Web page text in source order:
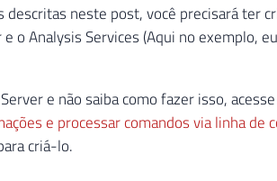
neste post, você precisará ter
o Analysis Services (Aqui no exemplo,
e não saiba como fazer isso,
e processar comandos via linha de
criá-lo.